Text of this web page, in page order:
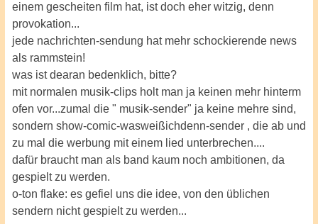
einem gescheiten film hat, ist doch eher witzig, denn
provokation...
jede nachrichten-sendung hat mehr schockierende news
als rammstein!
was ist dearan bedenklich, bitte?
mit normalen musik-clips holt man ja keinen mehr hinterm
ofen vor...zumal die " musik-sender" ja keine mehre sind,
sondern show-comic-wasweißichdenn-sender , die ab und
zu mal die werbung mit einem lied unterbrechen....
dafür braucht man als band kaum noch ambitionen, da
gespielt zu werden.
o-ton flake: es gefiel uns die idee, von den üblichen
sendern nicht gespielt zu werden...